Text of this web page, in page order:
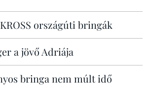
országúti bringák
a jövő Adriája
bringa nem múlt idő